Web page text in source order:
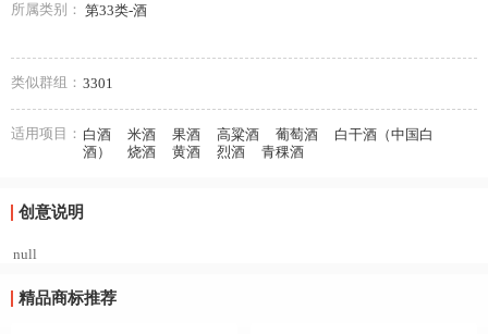
所属类别： 第33类-酒
类似群组： 3301
适用项目： 白酒 米酒 果酒 高粱酒 葡萄酒
白干酒（中国白
酒）
烧酒 黄酒 烈酒 青稞酒
创意说明
null
精品商标推荐